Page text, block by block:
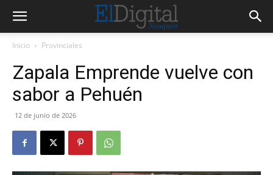
Inicio Provinciales
Zapala Emprende vuelve con
sabor a Pehuén
12 de junio de 2026